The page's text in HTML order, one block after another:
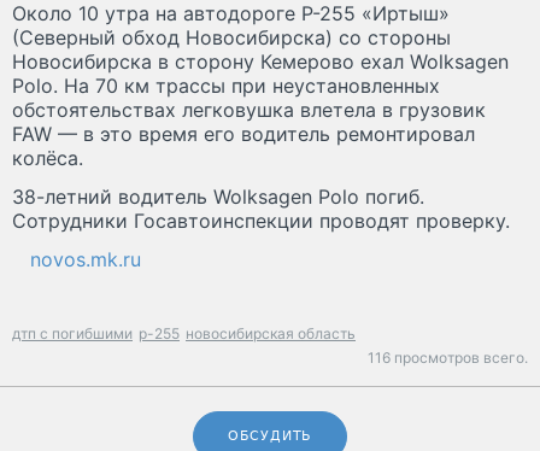
Около 10 утра на автодороге Р-255 «Иртыш»
(Северный обход Новосибирска) со стороны
Новосибирска в сторону Кемерово ехал Wolksagen
Polo. На 70 км трассы при неустановленных
обстоятельствах легковушка влетела в грузовик
FAW — в это время его водитель ремонтировал
колёса.
38-летний водитель Wolksagen Polo погиб.
Сотрудники Госавтоинспекции проводят проверку.
novos.mk.ru
дтп с погибшими р-255 новосибирская область
116 просмотров всего.
ОБСУДИТЬ